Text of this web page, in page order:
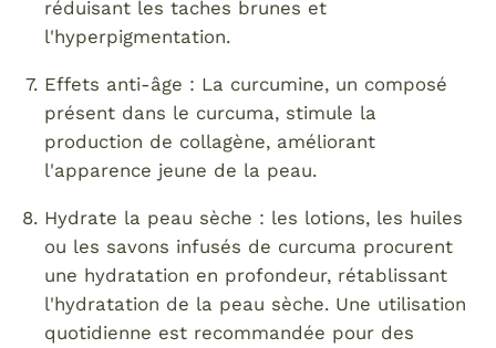
réduisant les taches brunes et
l'hyperpigmentation.
Effets anti-âge : La curcumine, un composé
présent dans le curcuma, stimule la
production de collagène, améliorant
l'apparence jeune de la peau.
Hydrate la peau sèche : les lotions, les huiles
ou les savons infusés de curcuma procurent
une hydratation en profondeur, rétablissant
l'hydratation de la peau sèche. Une utilisation
quotidienne est recommandée pour des